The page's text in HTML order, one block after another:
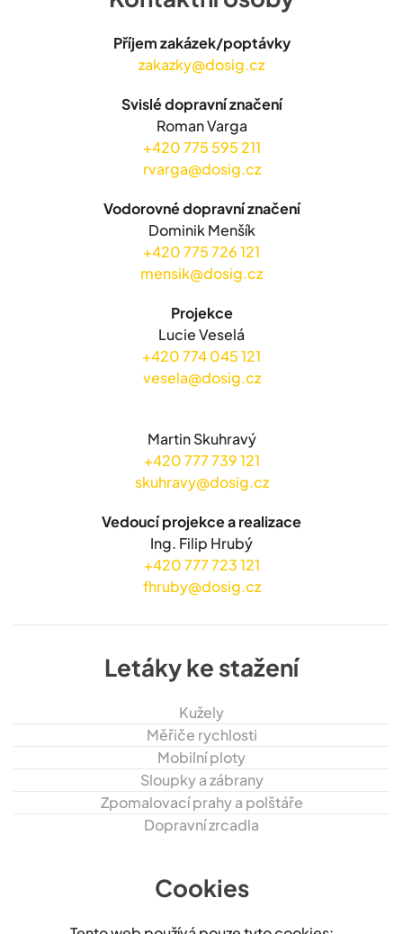
Příjem zakázek/poptávky
zakazky@dosig.cz
Svislé dopravní značení
Roman Varga
+420 775 595 211
rvarga@dosig.cz
Vodorovné dopravní značení
Dominik Menšík
+420 775 726 121
mensik@dosig.cz
Projekce
Lucie Veselá
+420 774 045 121
vesela@dosig.cz
Martin Skuhravý
+420 777 739 121
skuhravy@dosig.cz
Vedoucí projekce a realizace
Ing. Filip Hrubý
+420 777 723 121
fhruby@dosig.cz
Letáky ke stažení
Kužely
Měřiče rychlosti
Mobilní ploty
Sloupky a zábrany
Zpomalovací prahy a polštáře
Dopravní zrcadla
Cookies